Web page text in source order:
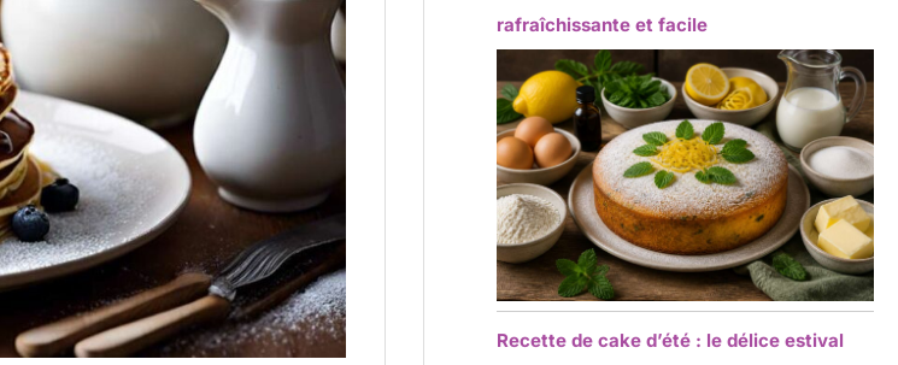
rafraîchissante et facile
Recette de cake d’été : le délice estival